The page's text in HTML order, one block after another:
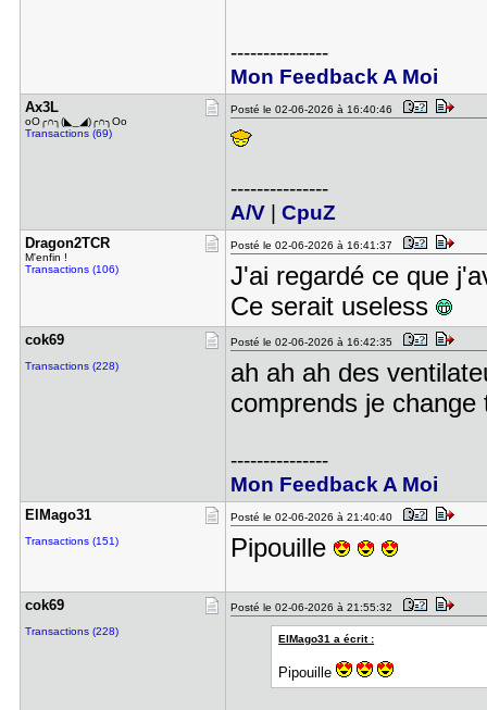
---------------
Mon Feedback A Moi
Ax3L
oO╭∩╮(◣_◢)╭∩╮Oo
Transactions (69)
Posté le 02-06-2026 à 16:40:46
---------------
A/V| CpuZ
Dragon2TCR
M'enfin !
Transactions (106)
Posté le 02-06-2026 à 16:41:37
J'ai regardé ce que
Ce serait useless
cok69
Transactions (228)
Posté le 02-06-2026 à 16:42:35
ah ah ah des
comprends je
---------------
Mon Feedback A Moi
ElMago31
Transactions (151)
Posté le 02-06-2026 à 21:40:40
Pipouille
cok69
Transactions (228)
Posté le 02-06-2026 à 21:55:32
ElMago31 a écrit :
Pipouille